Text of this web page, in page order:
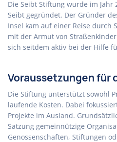
Die Seibt Stiftung wurde im Jahr
Seibt gegründet. Der Gründer
Insel kam auf einer Reise durch
mit der Armut von
sich seitdem aktiv bei der Hilfe
Voraussetzungen für
Die Stiftung unterstützt sowohl
laufende Kosten. Dabei
Projekte im Ausland.
Satzung gemeinnützige
Genossenschaften, Stiftungen